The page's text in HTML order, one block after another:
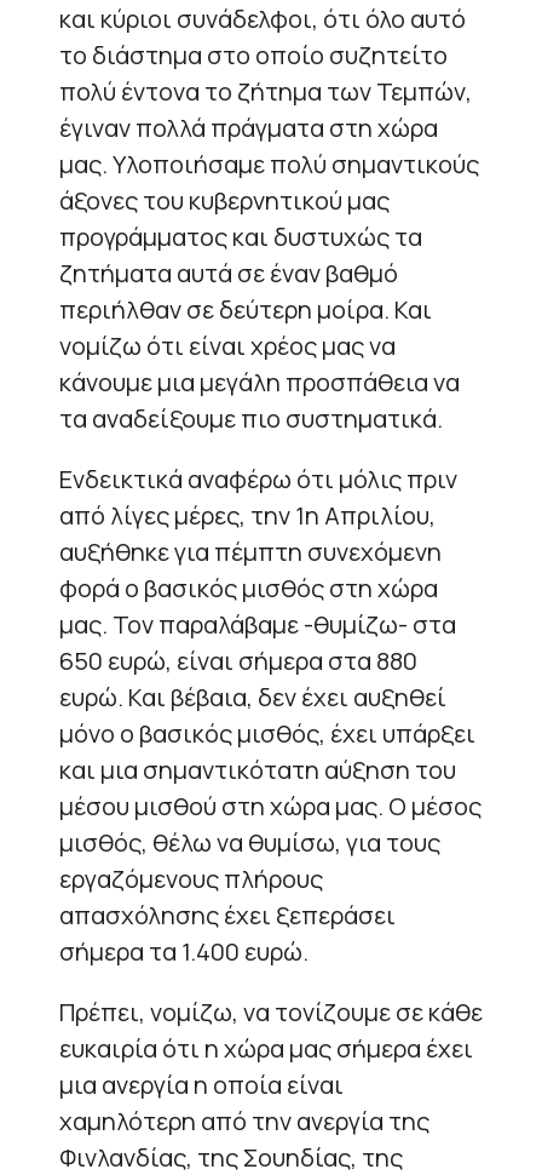
και κύριοι συνάδελφοι, ότι όλο αυτό
το διάστημα στο οποίο συζητείτο
πολύ έντονα το ζήτημα των Τεμπών,
έγιναν πολλά πράγματα στη χώρα
μας. Υλοποιήσαμε πολύ σημαντικούς
άξονες του κυβερνητικού μας
προγράμματος και δυστυχώς τα
ζητήματα αυτά σε έναν βαθμό
περιήλθαν σε δεύτερη μοίρα. Και
νομίζω ότι είναι χρέος μας να
κάνουμε μια μεγάλη προσπάθεια να
τα αναδείξουμε πιο συστηματικά.
Ενδεικτικά αναφέρω ότι μόλις πριν
από λίγες μέρες, την 1η Απριλίου,
αυξήθηκε για πέμπτη συνεχόμενη
φορά ο βασικός μισθός στη χώρα
μας. Τον παραλάβαμε -θυμίζω- στα
650 ευρώ, είναι σήμερα στα 880
ευρώ. Και βέβαια, δεν έχει αυξηθεί
μόνο ο βασικός μισθός, έχει υπάρξει
και μια σημαντικότατη αύξηση του
μέσου μισθού στη χώρα μας. Ο μέσος
μισθός, θέλω να θυμίσω, για τους
εργαζόμενους πλήρους
απασχόλησης έχει ξεπεράσει
σήμερα τα 1.400 ευρώ.
Πρέπει, νομίζω, να τονίζουμε σε κάθε
ευκαιρία ότι η χώρα μας σήμερα έχει
μια ανεργία η οποία είναι
χαμηλότερη από την ανεργία της
Φινλανδίας, της Σουηδίας, της